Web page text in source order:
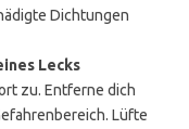
Dichtungen
Lecks
zu. Entferne dich
Lüfte